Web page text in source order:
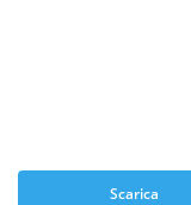
Scarica